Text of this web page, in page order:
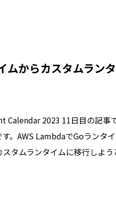
からカスタムラン
Calendar 2023 11日目の記事
。AWS LambdaでGoランタ
タムランタイムに移行しよ